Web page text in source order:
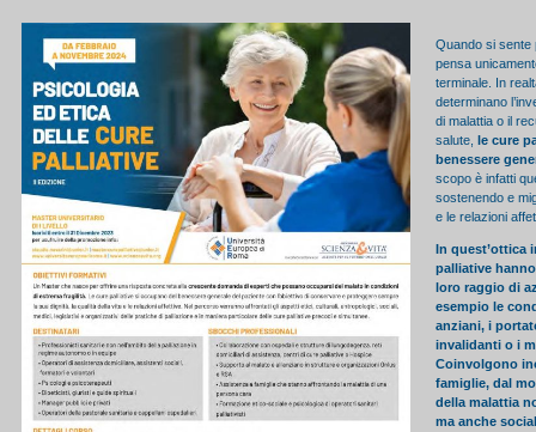
Quando si sente
pensa
terminale. In
determinano
di malattia o il
salute, le cure
benessere
scopo è infatti
sostenendo e
e le relazioni
In quest’ottica
palliative
loro raggio di
esempio le
anziani, i
invalidanti o i
Coinvolgono
famiglie, dal
della malattia
ma anche